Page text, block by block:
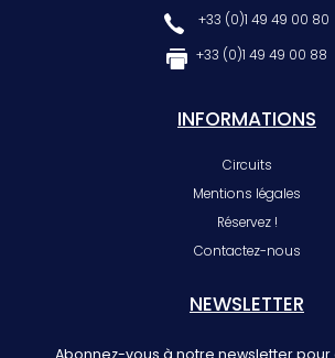
+33 (0)1 49 49 00 80
+33 (0)1 49 49 00 88
INFORMATIONS
Circuits
Mentions légales
Réservez !
Contactez-nous
NEWSLETTER
Abonnez-vous à notre newsletter